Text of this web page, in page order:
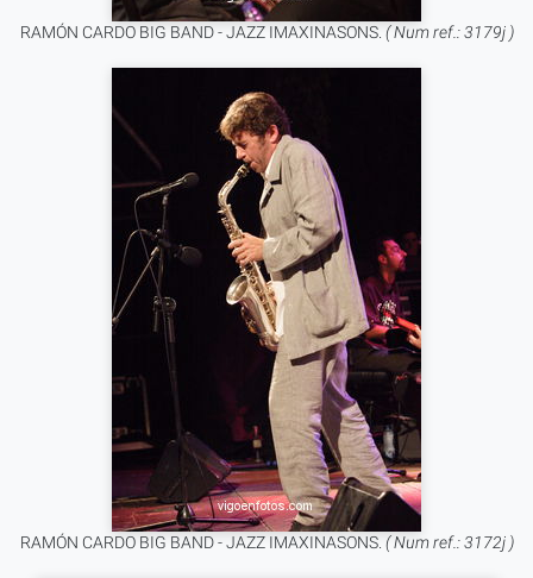
RAMÓN CARDO BIG BAND - JAZZ IMAXINASONS. ( Num ref.: 3179j )
RAMÓN CARDO BIG BAND - JAZZ IMAXINASONS. ( Num ref.: 3172j )